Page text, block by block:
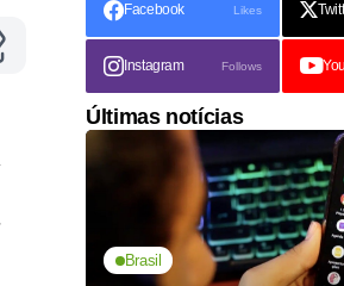
Facebook Likes
Instagram Follows
Últimas notícias
Brasil